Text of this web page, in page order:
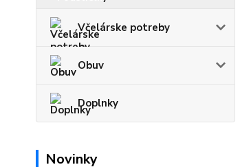
Včelárske potreby
Obuv
Doplnky
Novinky